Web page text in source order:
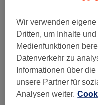
(1 Std.)
Sparpaket
(1 Std. 15 Min.)
Radiofrequenz-Needling
(1 Std. - 1 Std. 15 Min.)
Wir verwenden
Dritten, um Inhalte
Medienfunktionen
Datenverkehr zu
Informationen über
unsere Partner für
Analysen weiter.